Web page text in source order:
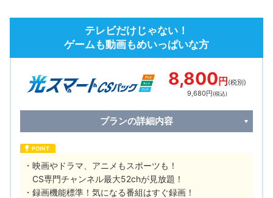
テレビだけじゃない！
ゲームも動画もめいっぱいな方
8,800円(税別)
9,680円(税込)
プランの詳細内容
POINT
映画やドラマ、アニメもスポーツも！
CS専門チャンネル最大52chが見放題！
録画機能標準！気になる番組はすぐ録画！